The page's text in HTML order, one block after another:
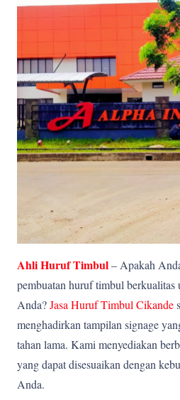
Ahli Huruf Timbul– Apakah
pembuatan huruf timbul berkualitas
Anda?Jasa Huruf Timbul Cikande
menghadirkan tampilan signage
tahan lama. Kami menyediakan
yang dapat disesuaikan dengan
Anda.